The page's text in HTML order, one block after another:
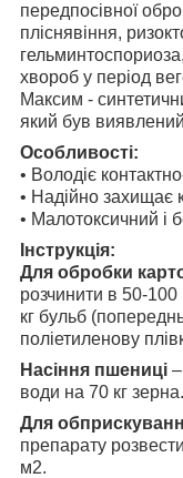
передпосівної
пліснявіння,
хвороб у період
Максим -
який був виявлений
Особливості:
• Володіє
• Надійно захищає
• Малотоксичний і
Інструкція:
Для обробки
розчинити в 50-
кг бульб
поліетиленову
Насіння пшениці
води на 70 кг зерна.
Для
препарату
м2.